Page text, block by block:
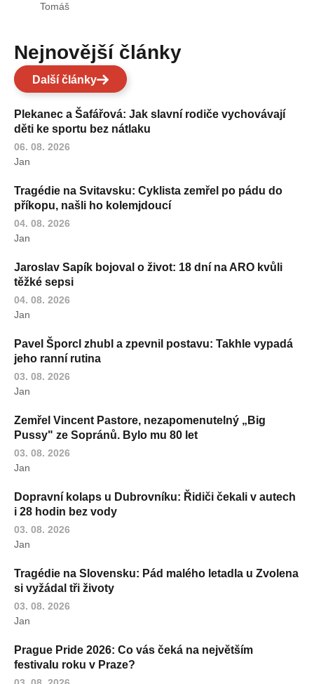
Tomáš
Nejnovější články
Další články
Plekanec a Šafářová: Jak slavní rodiče vychovávají
děti ke sportu bez nátlaku
06. 08. 2026
Jan
Tragédie na Svitavsku: Cyklista zemřel po pádu do
příkopu, našli ho kolemjdoucí
04. 08. 2026
Jan
Jaroslav Sapík bojoval o život: 18 dní na ARO kvůli
těžké sepsi
04. 08. 2026
Jan
Pavel Šporcl zhubl a zpevnil postavu: Takhle vypadá
jeho ranní rutina
03. 08. 2026
Jan
Zemřel Vincent Pastore, nezapomenutelný „Big
Pussy" ze Sopránů. Bylo mu 80 let
03. 08. 2026
Jan
Dopravní kolaps u Dubrovníku: Řidiči čekali v autech
i 28 hodin bez vody
03. 08. 2026
Jan
Tragédie na Slovensku: Pád malého letadla u Zvolena
si vyžádal tři životy
03. 08. 2026
Jan
Prague Pride 2026: Co vás čeká na největším
festivalu roku v Praze?